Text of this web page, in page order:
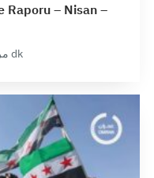
Raporu – Nisan –
مركز عمران للدراسات الاستراتيجية · 13 dk